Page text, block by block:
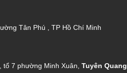
Tân Phú , TP Hồ Chí Minh
7 phường Minh Xuân, Tuyên Quang